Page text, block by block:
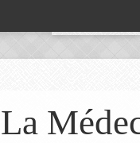
La